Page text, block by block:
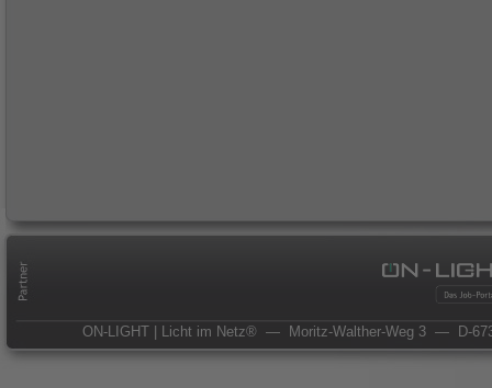
ON-LIGHT | Licht im Netz® — Moritz-Walther-Weg 3 — D-